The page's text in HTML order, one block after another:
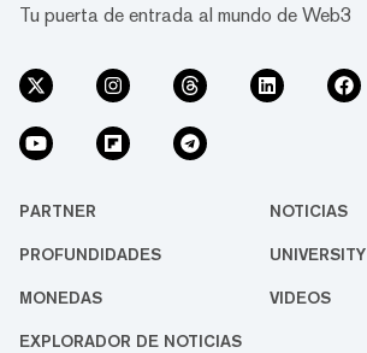
Tu puerta de entrada al mundo de Web3
PARTNER NOTICIAS
PROFUNDIDADES UNIVERSITY
MONEDAS VIDEOS
EXPLORADOR DE NOTICIAS